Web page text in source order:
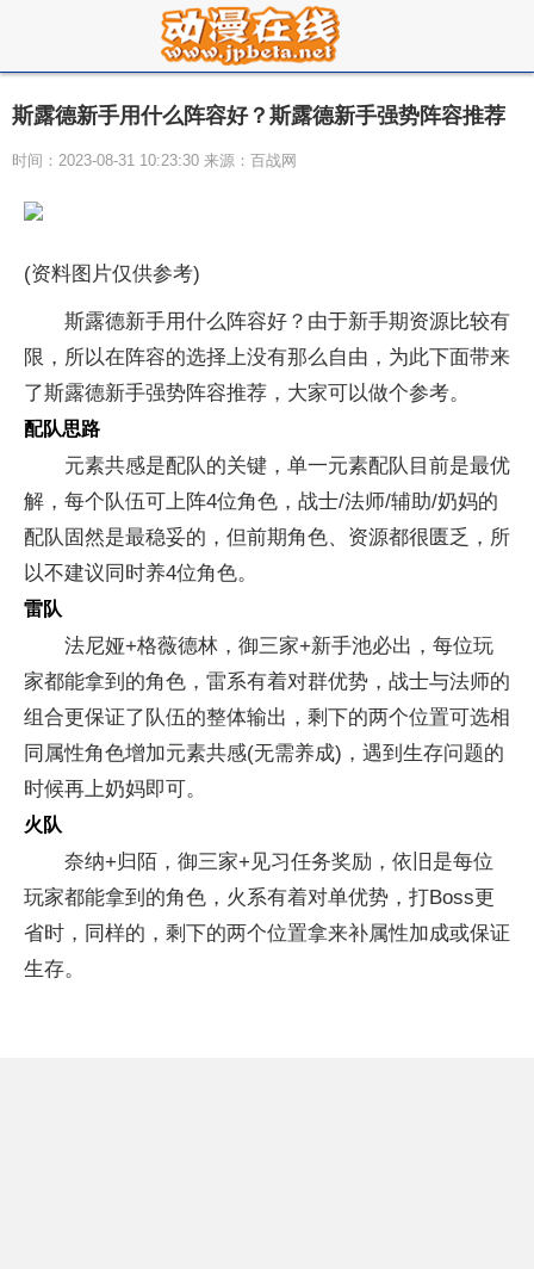
斯露德新手用什么阵容好？斯露德新手强势阵容推荐
时间：2023-08-31 10:23:30 来源：百战网
(资料图片仅供参考)
斯露德新手用什么阵容好？由于新手期资源比较有
限，所以在阵容的选择上没有那么自由，为此下面带来
了斯露德新手强势阵容推荐，大家可以做个参考。
配队思路
元素共感是配队的关键，单一元素配队目前是最优
解，每个队伍可上阵4位角色，战士/法师/辅助/奶妈的
配队固然是最稳妥的，但前期角色、资源都很匮乏，所
以不建议同时养4位角色。
雷队
法尼娅+格薇德林，御三家+新手池必出，每位玩
家都能拿到的角色，雷系有着对群优势，战士与法师的
组合更保证了队伍的整体输出，剩下的两个位置可选相
同属性角色增加元素共感(无需养成)，遇到生存问题的
时候再上奶妈即可。
火队
奈纳+归陌，御三家+见习任务奖励，依旧是每位
玩家都能拿到的角色，火系有着对单优势，打Boss更
省时，同样的，剩下的两个位置拿来补属性加成或保证
生存。